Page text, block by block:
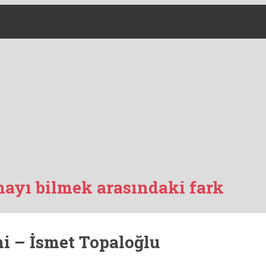
bilmek arasındaki fark
– İsmet Topaloğlu